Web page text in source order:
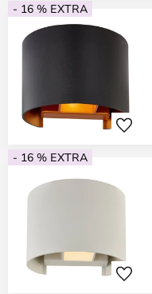
- 16 % EXTRA
- 16 % EXTRA